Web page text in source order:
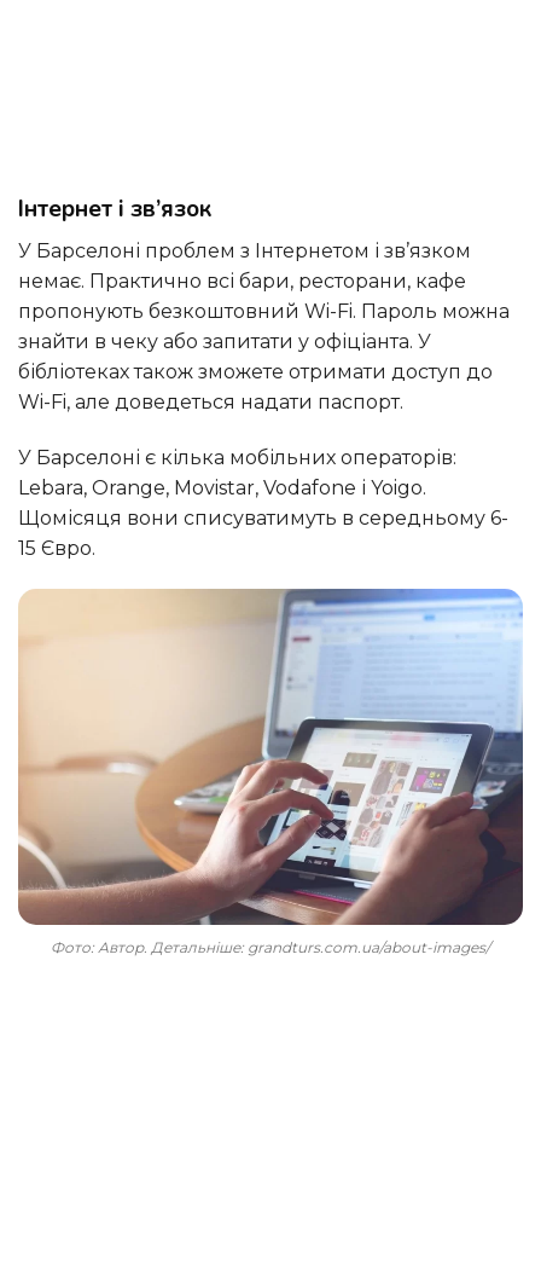
Інтернет і зв’язок
У Барселоні проблем з Інтернетом і зв’язком
немає. Практично всі бари, ресторани, кафе
пропонують безкоштовний Wi-Fi. Пароль можна
знайти в чеку або запитати у офіціанта. У
бібліотеках також зможете отримати доступ до
Wi-Fi, але доведеться надати паспорт.
У Барселоні є кілька мобільних операторів:
Lebara, Orange, Movistar, Vodafone і Yoigo.
Щомісяця вони списуватимуть в середньому 6-
15 Євро.
Фото: Автор. Детальніше: grandturs.com.ua/about-images/